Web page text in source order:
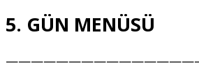
5. GÜN MENÜSÜ